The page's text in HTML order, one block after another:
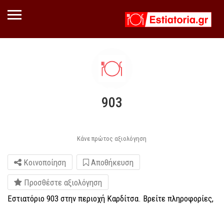
903
Κάνε πρώτος αξιολόγηση
Κοινοποίηση
Αποθήκευση
Προσθέστε αξιολόγηση
Εστιατόριο 903 στην περιοχή Καρδίτσα. Βρείτε πληροφορίες,